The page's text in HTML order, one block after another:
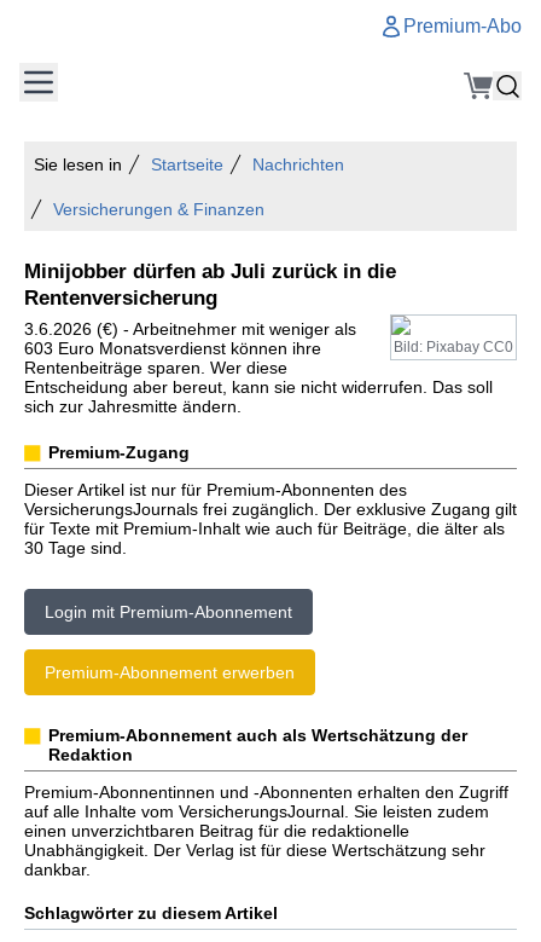
Premium-Abo
Sie lesen in Startseite Nachrichten
Versicherungen & Finanzen
Minijobber dürfen ab Juli zurück in die
Rentenversicherung
Bild: Pixabay CC0
3.6.2026 (€) - Arbeitnehmer mit weniger als
603 Euro Monatsverdienst können ihre
Rentenbeiträge sparen. Wer diese
Entscheidung aber bereut, kann sie nicht widerrufen. Das soll
sich zur Jahresmitte ändern.
Premium-Zugang
Dieser Artikel ist nur für Premium-Abonnenten des
VersicherungsJournals frei zugänglich. Der exklusive Zugang gilt
für Texte mit Premium-Inhalt wie auch für Beiträge, die älter als
30 Tage sind.
Login mit Premium-Abonnement
Premium-Abonnement erwerben
Premium-Abonnement auch als Wertschätzung der
Redaktion
Premium-Abonnentinnen und -Abonnenten erhalten den Zugriff
auf alle Inhalte vom VersicherungsJournal. Sie leisten zudem
einen unverzichtbaren Beitrag für die redaktionelle
Unabhängigkeit. Der Verlag ist für diese Wertschätzung sehr
dankbar.
Schlagwörter zu diesem Artikel